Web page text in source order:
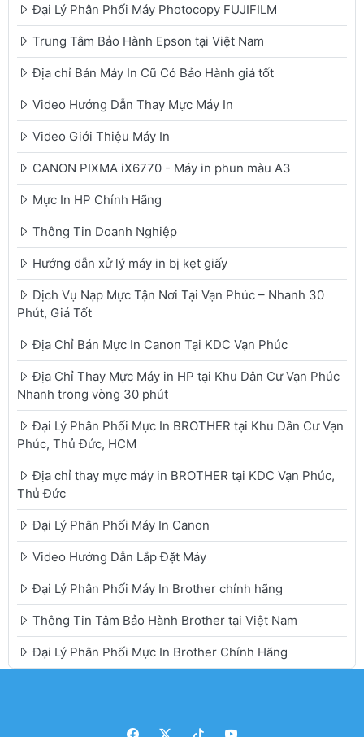
Đại Lý Phân Phối Máy Photocopy FUJIFILM
Trung Tâm Bảo Hành Epson tại Việt Nam
Địa chỉ Bán Máy In Cũ Có Bảo Hành giá tốt
Video Hướng Dẫn Thay Mực Máy In
Video Giới Thiệu Máy In
CANON PIXMA iX6770 - Máy in phun màu A3
Mực In HP Chính Hãng
Thông Tin Doanh Nghiệp
Hướng dẫn xử lý máy in bị kẹt giấy
Dịch Vụ Nạp Mực Tận Nơi Tại Vạn Phúc – Nhanh 30
Phút, Giá Tốt
Địa Chỉ Bán Mực In Canon Tại KDC Vạn Phúc
Địa Chỉ Thay Mực Máy in HP tại Khu Dân Cư Vạn Phúc
Nhanh trong vòng 30 phút
Đại Lý Phân Phối Mực In BROTHER tại Khu Dân Cư Vạn
Phúc, Thủ Đức, HCM
Địa chỉ thay mực máy in BROTHER tại KDC Vạn Phúc,
Thủ Đức
Đại Lý Phân Phối Máy In Canon
Video Hướng Dẫn Lắp Đặt Máy
Đại Lý Phân Phối Máy In Brother chính hãng
Thông Tin Tâm Bảo Hành Brother tại Việt Nam
Đại Lý Phân Phối Mực In Brother Chính Hãng